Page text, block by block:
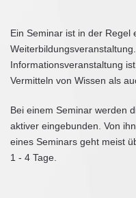
Ein Seminar ist in der Regel
Informationsveranstaltung
Vermitteln von Wissen als
Bei einem Seminar werden
aktiver eingebunden. Von
eines Seminars geht meist
1 - 4 Tage.